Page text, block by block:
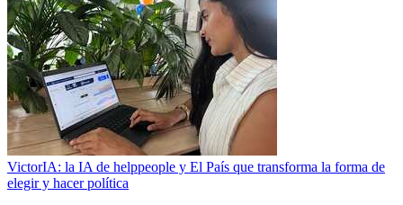
VictorIA: la IA de helppeople y El País que transforma la forma de
elegir y hacer política